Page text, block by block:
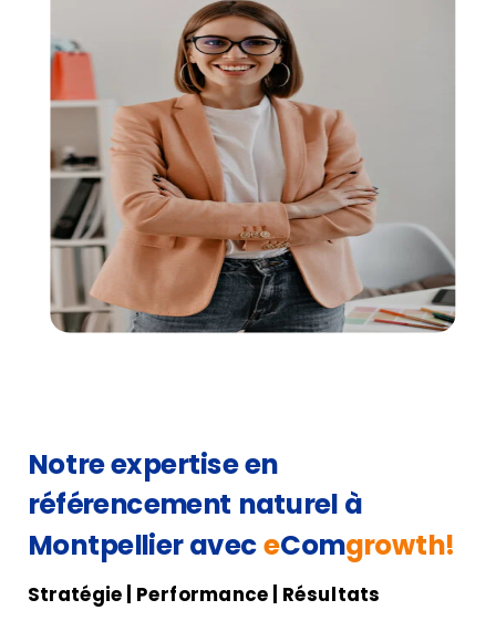
Notre expertise en
référencement naturel à
Montpellier aveceComgrowth!
Stratégie | Performance | Résultats